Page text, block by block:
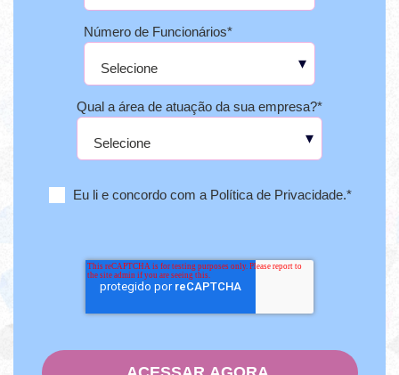
Número de Funcionários*
Qual a área de atuação da sua empresa?*
Eu li e concordo com a Política de Privacidade.*